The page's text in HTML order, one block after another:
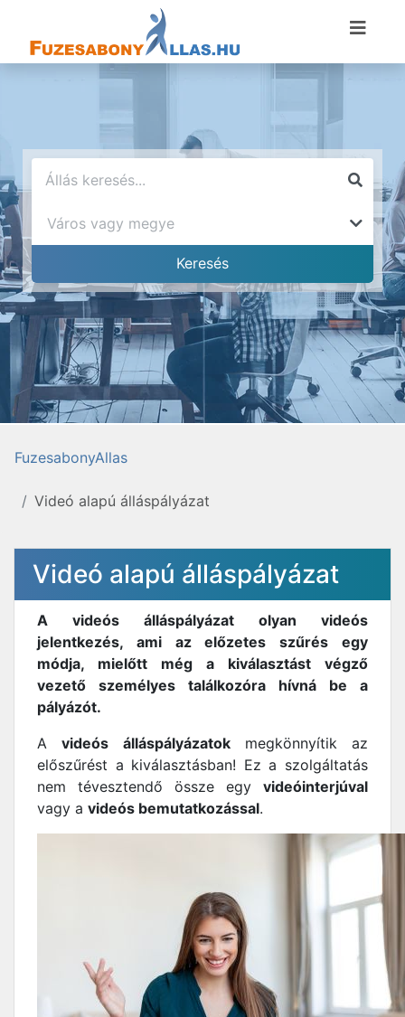
FuzesabonyAllas
Videó alapú álláspályázat
Videó alapú álláspályázat
A videós álláspályázat olyan videós
jelentkezés, ami az előzetes szűrés egy
módja, mielőtt még a kiválasztást végző
vezető személyes találkozóra hívná be a
pályázót.
Avideós álláspályázatokmegkönnyítik az
előszűrést a kiválasztásban! Ez a szolgáltatás
nem tévesztendő össze egy videóinterjúval
vagy a videós bemutatkozással.